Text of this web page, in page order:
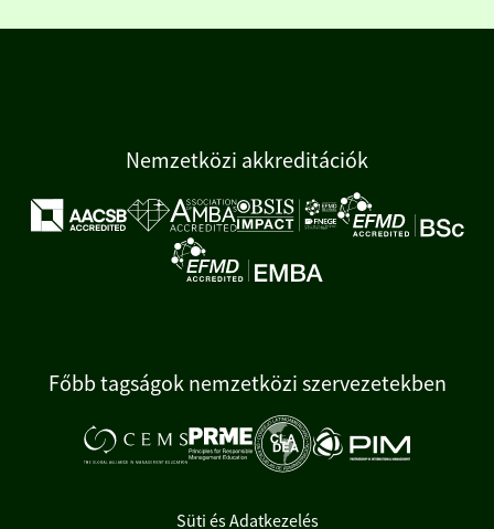
Nemzetközi akkreditációk
Főbb tagságok nemzetközi szervezetekben
Süti és Adatkezelés